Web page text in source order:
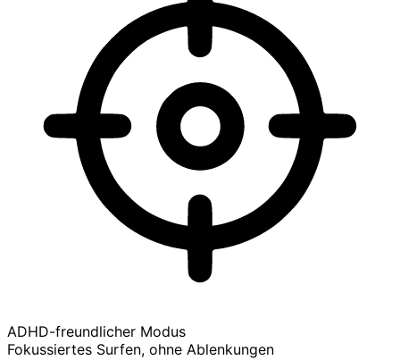
ADHD-freundlicher Modus
Fokussiertes Surfen, ohne Ablenkungen